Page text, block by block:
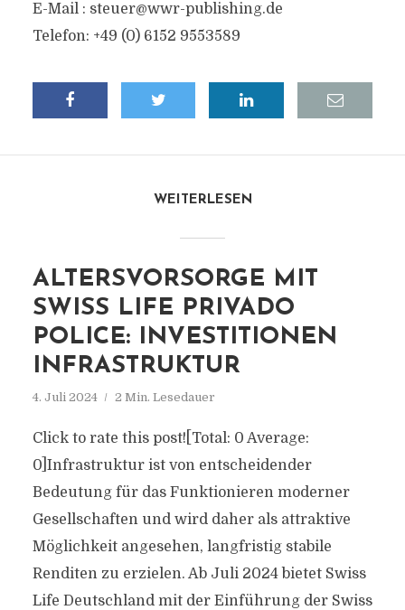
E-Mail : steuer@wwr-publishing.de
Telefon: +49 (0) 6152 9553589
WEITERLESEN
ALTERSVORSORGE MIT
SWISS LIFE PRIVADO
POLICE: INVESTITIONEN
INFRASTRUKTUR
4. Juli 2024 2 Min. Lesedauer
Click to rate this post![Total: 0 Average:
0]Infrastruktur ist von entscheidender
Bedeutung für das Funktionieren moderner
Gesellschaften und wird daher als attraktive
Möglichkeit angesehen, langfristig stabile
Renditen zu erzielen. Ab Juli 2024 bietet Swiss
Life Deutschland mit der Einführung der Swiss